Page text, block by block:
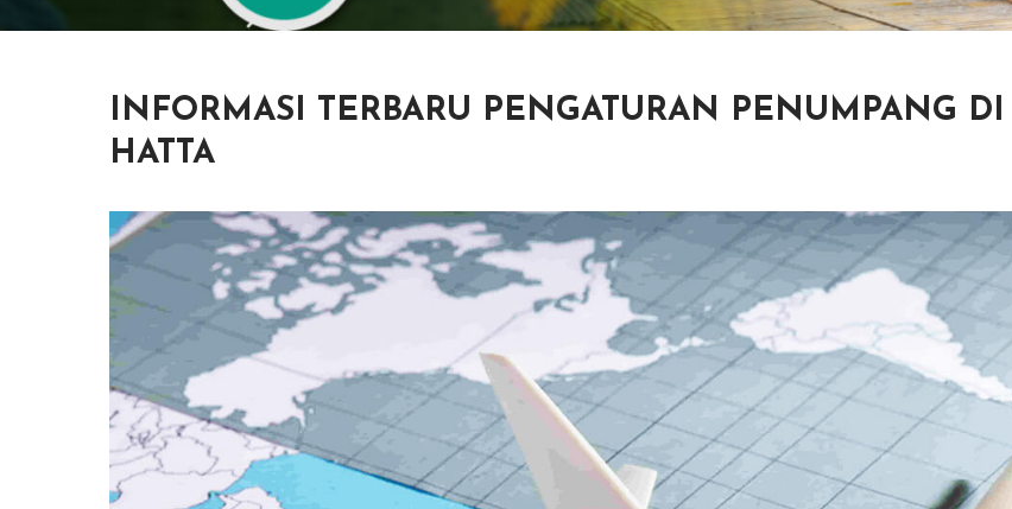
INFORMASI TERBARU PENGATURAN PENUMPANG
HATTA